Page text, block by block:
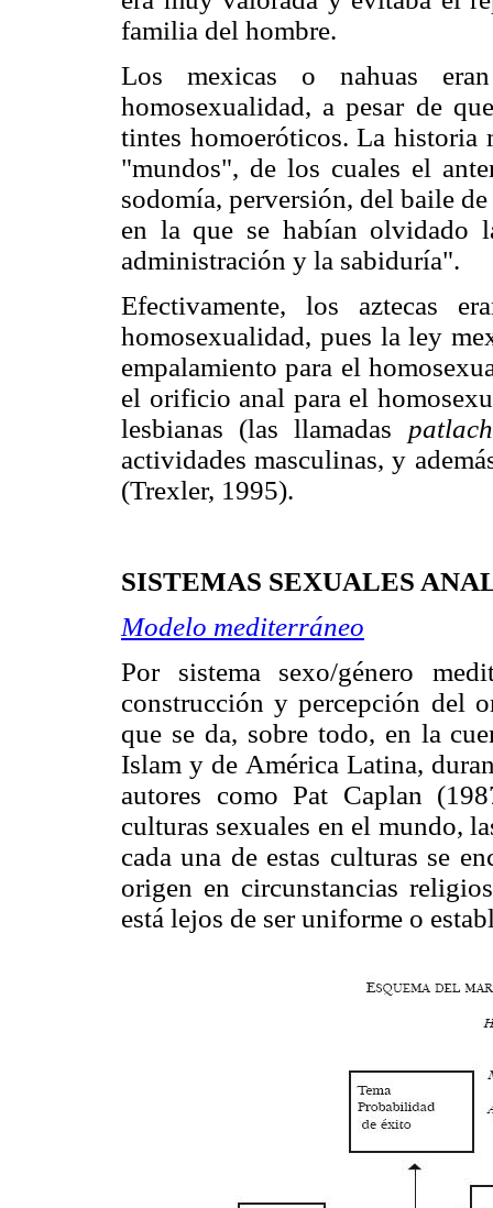
familia del hombre.
Los mexicas o nahuas
homosexualidad, a pesar de
tintes homoeróticos. La historia
"mundos", de los cuales el
sodomía, perversión, del baile
en la que se habían olvidado
administración y la sabiduría".
Efectivamente, los aztecas
homosexualidad, pues la ley
empalamiento para el
el orificio anal para el
lesbianas (las llamadas
actividades masculinas, y
(Trexler, 1995).
SISTEMAS SEXUALES
Modelo mediterráneo
Por sistema sexo/género
construcción y percepción del
que se da, sobre todo, en la
Islam y de América Latina,
autores como Pat Caplan
culturas sexuales en el mundo,
cada una de estas culturas se
origen en circunstancias
está lejos de ser uniforme o